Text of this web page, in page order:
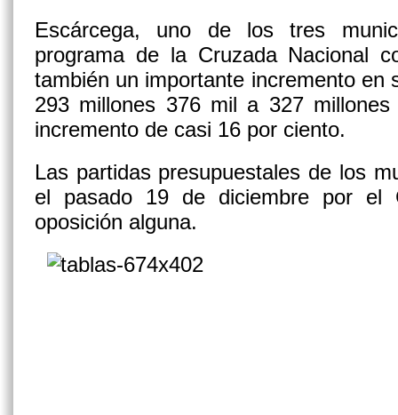
Escárcega, uno de los tres
programa de la Cruzada Nacional
también un importante incremento en
293 millones 376 mil a 327
incremento de casi 16 por ciento.
Las partidas presupuestales de los
el pasado 19 de diciembre por el
oposición alguna.